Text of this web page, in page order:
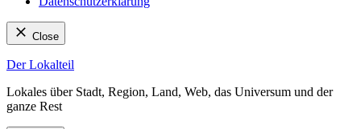
Close
Skip
content
Der Lokalteil
Lokales über Stadt, Region, Land, Web, das Universum und der
ganze Rest